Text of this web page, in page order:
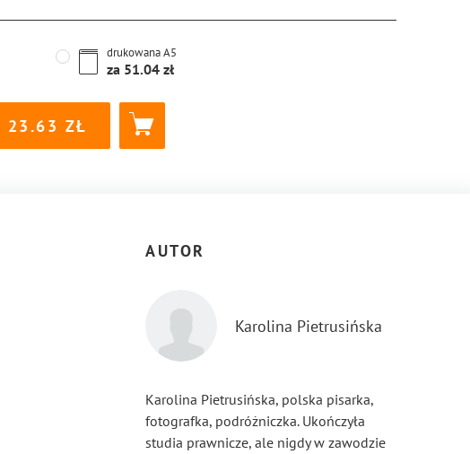
drukowanaA5
za 51.04
23.63
AUTOR
Karolina Pietrusińska
Karolina Pietrusińska, polska pisarka,
fotografka, podróżniczka. Ukończyła
studia prawnicze, ale nigdy w zawodzie